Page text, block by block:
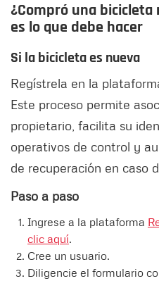
¿Compró una bicicleta
es lo que debe hacer
Si la bicicleta es nueva
Regístrela en la
Este proceso permite
propietario, facilita su
operativos de control y
de recuperación en caso
Paso a paso
Ingrese a la plataforma
clic aquí.
Cree un usuario.
Diligencie el formulario